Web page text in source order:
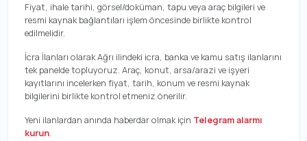
Fiyat, ihale tarihi, görsel/doküman, tapu veya araç bilgileri ve
resmi kaynak bağlantıları işlem öncesinde birlikte kontrol
edilmelidir.
İcra İlanları olarak Ağrı ilindeki icra, banka ve kamu satış ilanlarını
tek panelde topluyoruz. Araç, konut, arsa/arazi ve işyeri
kayıtlarını incelerken fiyat, tarih, konum ve resmi kaynak
bilgilerini birlikte kontrol etmeniz önerilir.
Yeni ilanlardan anında haberdar olmak için Telegram alarmı
kurun.